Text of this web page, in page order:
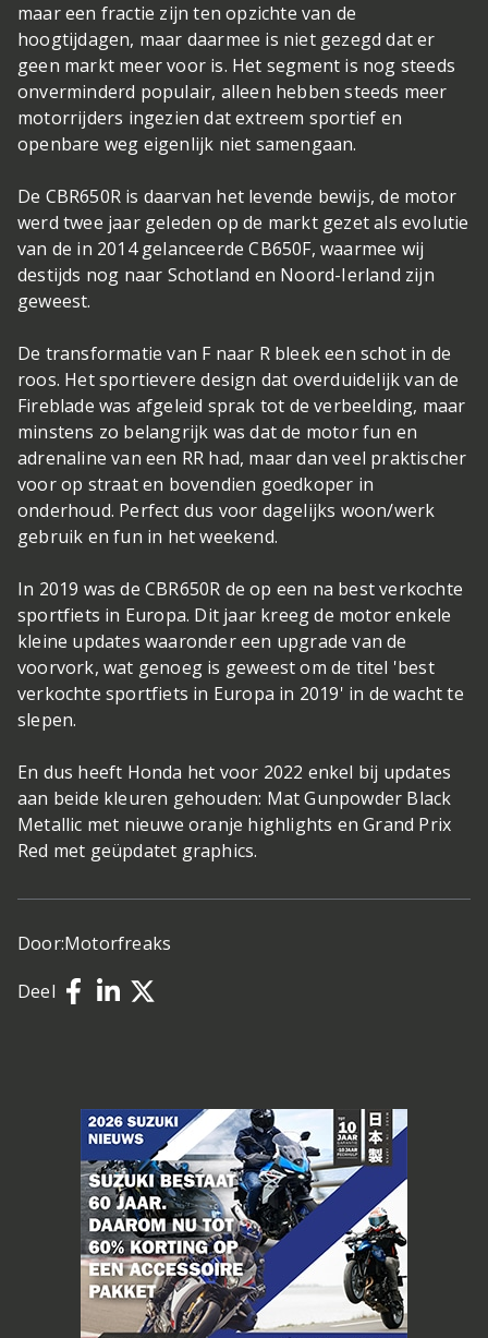
maar een fractie zijn ten opzichte van de
hoogtijdagen, maar daarmee is niet gezegd dat er
geen markt meer voor is. Het segment is nog steeds
onverminderd populair, alleen hebben steeds meer
motorrijders ingezien dat extreem sportief en
openbare weg eigenlijk niet samengaan.
De CBR650R is daarvan het levende bewijs, de motor
werd twee jaar geleden op de markt gezet als evolutie
van de in 2014 gelanceerde CB650F, waarmee wij
destijds nog naar Schotland en Noord-Ierland zijn
geweest.
De transformatie van F naar R bleek een schot in de
roos. Het sportievere design dat overduidelijk van de
Fireblade was afgeleid sprak tot de verbeelding, maar
minstens zo belangrijk was dat de motor fun en
adrenaline van een RR had, maar dan veel praktischer
voor op straat en bovendien goedkoper in
onderhoud. Perfect dus voor dagelijks woon/werk
gebruik en fun in het weekend.
In 2019 was de CBR650R de op een na best verkochte
sportfiets in Europa. Dit jaar kreeg de motor enkele
kleine updates waaronder een upgrade van de
voorvork, wat genoeg is geweest om de titel 'best
verkochte sportfiets in Europa in 2019' in de wacht te
slepen.
En dus heeft Honda het voor 2022 enkel bij updates
aan beide kleuren gehouden: Mat Gunpowder Black
Metallic met nieuwe oranje highlights en Grand Prix
Red met geüpdatet graphics.
Door:Motorfreaks
Deel